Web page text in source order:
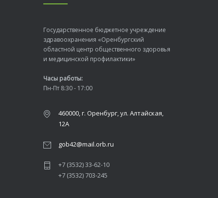
Государственное бюджетное учреждение
здравоохранения «Оренбургский
областной центр общественного здоровья
и медицинской профилактики»
Часы работы:
Пн-Пт 8:30 - 17:00
460000, г. Оренбург, ул. Алтайская,
12А
gob42@mail.orb.ru
+7 (3532) 33-62-10
+7 (3532) 703-245